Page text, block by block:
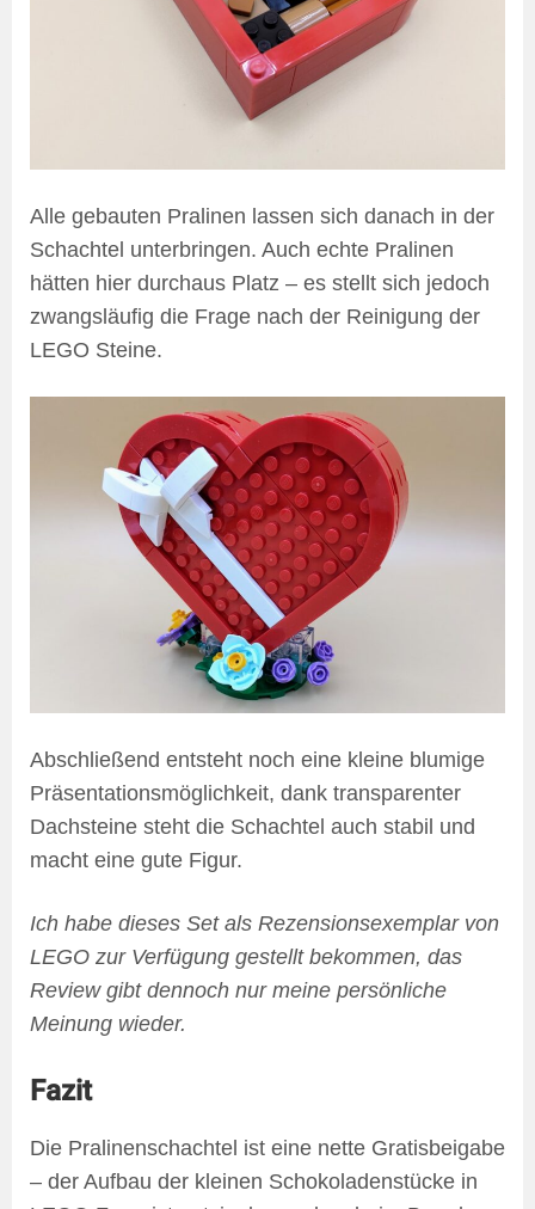
Alle gebauten Pralinen lassen sich danach in der
Schachtel unterbringen. Auch echte Pralinen
hätten hier durchaus Platz – es stellt sich jedoch
zwangsläufig die Frage nach der Reinigung der
LEGO Steine.
Abschließend entsteht noch eine kleine blumige
Präsentationsmöglichkeit, dank transparenter
Dachsteine steht die Schachtel auch stabil und
macht eine gute Figur.
Ich habe dieses Set als Rezensionsexemplar von
LEGO zur Verfügung gestellt bekommen, das
Review gibt dennoch nur meine persönliche
Meinung wieder.
Fazit
Die Pralinenschachtel ist eine nette Gratisbeigabe
– der Aufbau der kleinen Schokoladenstücke in